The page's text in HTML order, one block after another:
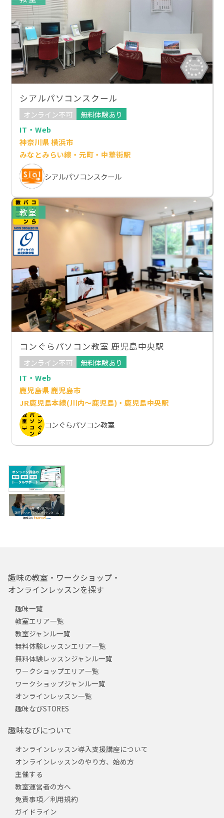
シアルパソコンスクール
オンライン不可
無料体験あり
IT・Web
神奈川県 横浜市
みなとみらい線・元町・中華街駅
シアルパソコンスクール
教室
コンぐらパソコン教室 鹿児島中央駅
オンライン不可
無料体験あり
IT・Web
鹿児島県 鹿児島市
JR鹿児島本線(川内～鹿児島)・鹿児島中央駅
コンぐらパソコン教室
趣味の教室・ワークショップ・
オンラインレッスンを探す
趣味一覧
教室エリア一覧
教室ジャンル一覧
無料体験レッスンエリア一覧
無料体験レッスンジャンル一覧
ワークショップエリア一覧
ワークショップジャンル一覧
オンラインレッスン一覧
趣味なびSTORES
趣味なびについて
オンラインレッスン導入支援講座について
オンラインレッスンのやり方、始め方
主催する
教室運営者の方へ
免責事項／利用規約
ガイドライン